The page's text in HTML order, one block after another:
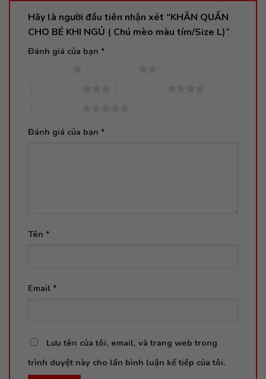
Hãy là người đầu tiên nhận xét “KHĂN QUẤN
CHO BÉ KHI NGỦ ( Chú mèo màu tím/Size L)”
Đánh giá của bạn *
Đánh giá của bạn *
Tên *
Email *
Lưu tên của tôi, email, và trang web trong
trình duyệt này cho lần bình luận kế tiếp của tôi.